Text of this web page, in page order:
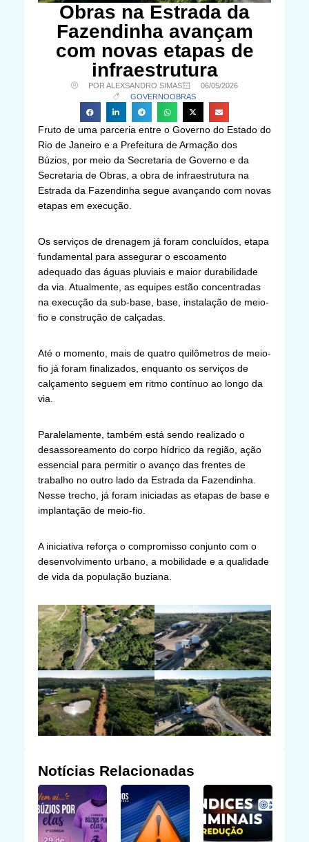
Obras na Estrada da
Fazendinha avançam
com novas etapas de
infraestrutura
POR ALEXSANDRO SIMAS
06/05/2026
GOVERNOOBRAS
Fruto de uma parceria entre o Governo do Estado do
Rio de Janeiro e a Prefeitura de Armação dos
Búzios, por meio da Secretaria de Governo e da
Secretaria de Obras, a obra de infraestrutura na
Estrada da Fazendinha segue avançando com novas
etapas em execução.
Os serviços de drenagem já foram concluídos, etapa
fundamental para assegurar o escoamento
adequado das águas pluviais e maior durabilidade
da via. Atualmente, as equipes estão concentradas
na execução da sub-base, base, instalação de meio-
fio e construção de calçadas.
Até o momento, mais de quatro quilômetros de meio-
fio já foram finalizados, enquanto os serviços de
calçamento seguem em ritmo contínuo ao longo da
via.
Paralelamente, também está sendo realizado o
desassoreamento do corpo hídrico da região, ação
essencial para permitir o avanço das frentes de
trabalho no outro lado da Estrada da Fazendinha.
Nesse trecho, já foram iniciadas as etapas de base e
implantação de meio-fio.
A iniciativa reforça o compromisso conjunto com o
desenvolvimento urbano, a mobilidade e a qualidade
de vida da população buziana.
Notícias Relacionadas